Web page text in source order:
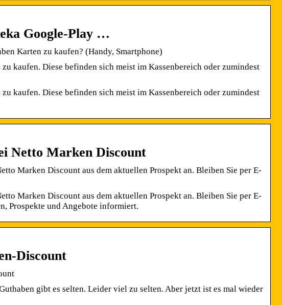
Google-Play …
Karten zu kaufen? (Handy, Smartphone)
kaufen. Diese befinden sich meist im Kassenbereich oder zumindest
kaufen. Diese befinden sich meist im Kassenbereich oder zumindest
Netto Marken Discount
Marken Discount aus dem aktuellen Prospekt an. Bleiben Sie per E-
Marken Discount aus dem aktuellen Prospekt an. Bleiben Sie per E-
Prospekte und Angebote informiert.
Discount
gibt es selten. Leider viel zu selten. Aber jetzt ist es mal wieder